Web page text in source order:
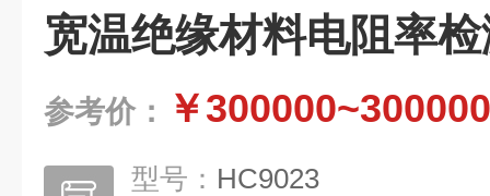
宽温绝缘材料电阻率
参考价： ￥300000~300000
型号： HC9023